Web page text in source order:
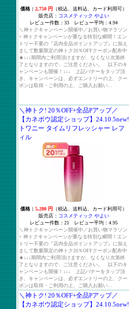
価格： 2,750 円 （税込、送料込、カード利用可）
販売店： コスメティック やよい
レビュー件数：33 レビュー平均：4.94
＼神トクキャンペーン開催中／お買い物マラソン
× 神トクキャンペーンが重なる特別な瞬間！エン
トリー不要の『店内全品ポイントアップ』に加え
まして数量限定の神トク20％OFFクーポン配布中
★↓↓↓期間内ご利用頂けますが、なくなり次第終
了となりますので、ご注意ください。 以下のキ
ャンペーンも開催！↓↓↓ 上記バナーをタップ頂
き、キャンペーンは、必ずエントリーの上、クー
ポンは取得・ご利用の上、ご購入お願い...
＼神トク! 20％OFF+全品Pアップ／
【カネボウ認定ショップ】24.10.5new!
トワニー タイムリフレッシャー レフ
ィル
価格： 5,280 円 （税込、送料込、カード利用可）
販売店： コスメティック やよい
レビュー件数：21 レビュー平均：4.95
＼神トクキャンペーン開催中／お買い物マラソン
× 神トクキャンペーンが重なる特別な瞬間！エン
トリー不要の『店内全品ポイントアップ』に加え
まして数量限定の神トク20％OFFクーポン配布中
★↓↓↓期間内ご利用頂けますが、なくなり次第終
了となりますので、ご注意ください。 以下のキ
ャンペーンも開催！↓↓↓ 上記バナーをタップ頂
き、キャンペーンは、必ずエントリーの上、クー
ポンは取得・ご利用の上、ご購入お願い...
＼神トク! 20％OFF+全品Pアップ／
【カネボウ認定ショップ】24.10.5new!